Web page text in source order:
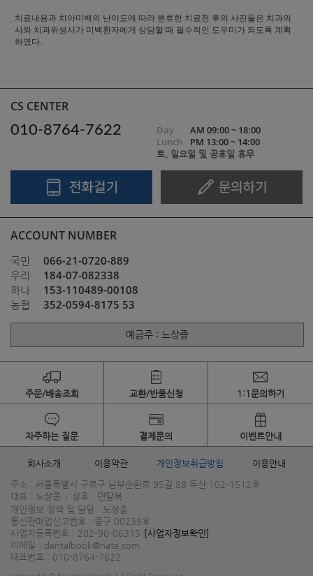
치료내용과 치아미백의 난이도에 따라 분류한 치료전 후의 사진들은 치과의
사와 치과위생사가 미백환자에게 상담할 때 필수적인 도우미가 되도록 계획
하였다.
CS CENTER
010-8764-7622
Day
AM 09:00 ~ 18:00
Lunch
PM 13:00 ~ 14:00
토, 일요일 및 공휴일 휴무
ACCOUNT NUMBER
국민 066-21-0720-889
우리 184-07-082338
하나 153-110489-00108
농협 352-0594-8175 53
예금주 : 노상종
주문/배송조회 교환/반품신청 1:1문의하기
자주하는 질문 결제문의 이벤트안내
회사소개 이용약관 개인정보취급방침
이용안내
주소 : 서울특별시 구로구 남부순환로 95길 88 두산 102-1512호
대표 : 노상종
상호 : 덴탈북
개인정보 정책 및 담당 : 노상종
통신판매업신고번호 : 중구 00239호
사업자등록번호 : 202-90-06315 [사업자정보확인]
이메일 : dentalbook@nate.com
대표번호 : 010-8764-7622